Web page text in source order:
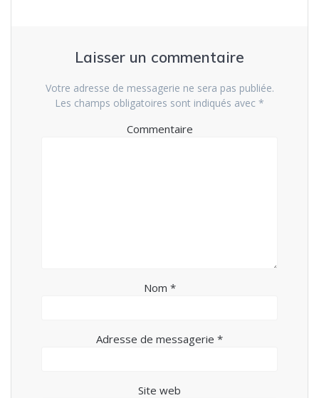
Laisser un commentaire
Votre adresse de messagerie ne sera pas publiée.
Les champs obligatoires sont indiqués avec *
Commentaire
Nom *
Adresse de messagerie *
Site web